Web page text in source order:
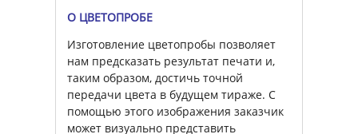
О ЦВЕТОПРОБЕ
Изготовление цветопробы позволяет
нам предсказать результат печати и,
таким образом, достичь точной
передачи цвета в будущем тираже. С
помощью этого изображения заказчик
может визуально представить